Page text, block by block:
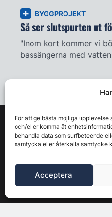
För att ge bästa möjliga
och/eller komma åt
behandla data som surfbeteende
samtycka eller återkalla samtycke
Acceptera
BYGGPROJEKT
Så ser slutspurten ut
"Inom kort kommer vi
bassängerna med